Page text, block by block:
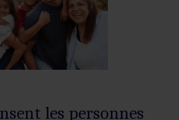
les personnes